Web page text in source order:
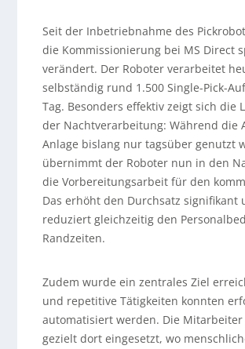
Seit der Inbetriebnahme des
die Kommissionierung bei MS Direct
verändert. Der Roboter verarbeitet
selbständig rund 1.500 Single-Pick-
Tag. Besonders effektiv zeigt sich die
der Nachtverarbeitung: Während die
Anlage bislang nur tagsüber genutzt
übernimmt der Roboter nun in den
die Vorbereitungsarbeit für den
Das erhöht den Durchsatz signifikant
reduziert gleichzeitig den
Randzeiten.
Zudem wurde ein zentrales Ziel
und repetitive Tätigkeiten konnten
automatisiert werden. Die Mitarbeiter
gezielt dort eingesetzt, wo